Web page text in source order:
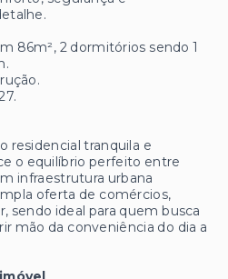
86m², 2 dormitórios sendo 1
residencial tranquila e
o equilíbrio perfeito entre
infraestrutura urbana
oferta de comércios,
sendo ideal para quem busca
mão da conveniência do dia a